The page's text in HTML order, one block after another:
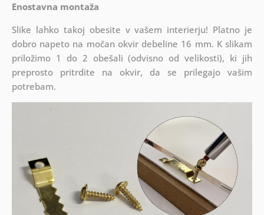
Enostavna montaža
Slike lahko takoj obesite v vašem interierju! Platno je
dobro napeto na močan okvir debeline 16 mm. K slikam
priložimo 1 do 2 obešali (odvisno od velikosti), ki jih
preprosto pritrdite na okvir, da se prilegajo vašim
potrebam.